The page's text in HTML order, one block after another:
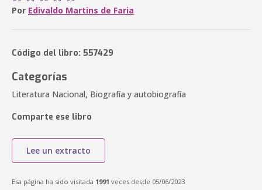
Por Edivaldo Martins de Faria
Código del libro: 557429
Categorías
Literatura Nacional, Biografía y autobiografía
Comparte ese libro
Lee un extracto
Esa página ha sido visitada 1991 veces desde 05/06/2023